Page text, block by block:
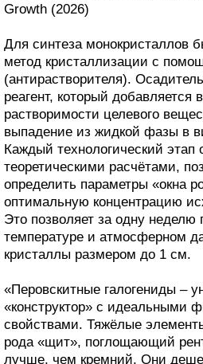
Growth (2026)
Для синтеза монокристаллов
метод кристаллизации с
(антирастворителя).
реагент, который добавляется
растворимости целевого
выпадение из жидкой фазы в
Каждый технологический этап
теоретическими расчётами,
определить параметры «окна
оптимальную концентрацию
Это позволяет за одну неделю
температуре и атмосферном
кристаллы размером до 1 см.
«Перовскитные галогениды –
«конструктор» с идеальными
свойствами. Тяжёлые
рода «щит», поглощающий
лучше, чем кремний. Они